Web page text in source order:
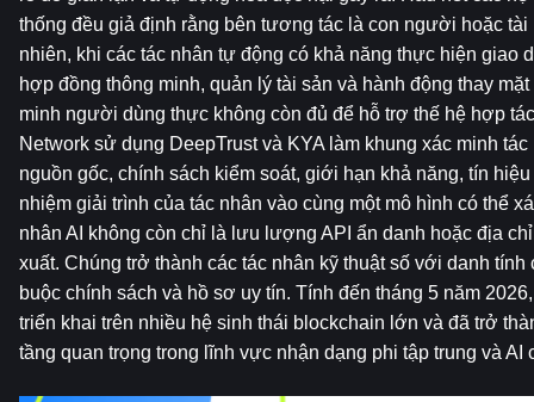
thống đều giả định rằng bên tương tác là con người hoặc tài
nhiên, khi các tác nhân tự động có khả năng thực hiện giao
hợp đồng thông minh, quản lý tài sản và hành động thay
minh người dùng thực không còn đủ để hỗ trợ thế hệ hợp
Network sử dụng DeepTrust và KYA làm khung xác minh
nguồn gốc, chính sách kiểm soát, giới hạn khả năng, tín
nhiệm giải trình của tác nhân vào cùng một mô hình có thể
nhân AI không còn chỉ là lưu lượng API ẩn danh hoặc địa
xuất. Chúng trở thành các tác nhân kỹ thuật số với danh tính
buộc chính sách và hồ sơ uy tín. Tính đến tháng 5 năm
triển khai trên nhiều hệ sinh thái blockchain lớn và đã trở
tầng quan trọng trong lĩnh vực nhận dạng phi tập trung và AI